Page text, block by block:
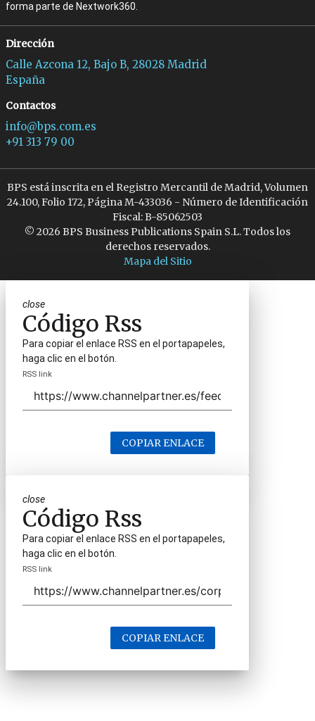
forma parte de Nextwork360.
Dirección
Calle Azcona 12, Bajo B, 28028 Madrid
España
Contactos
info@bps.com.es
+91 313 79 00
BPS está inscrita en el Registro Mercantil de Madrid, Volumen
24.100, Folio 172, Página M-433036 - Número de Identificación
Fiscal: B-85062503
© 2026 BPS Business Publications Spain S.L. Todos los
derechos reservados.
Mapa del Sitio
close
Código Rss
Para copiar el enlace RSS en el portapapeles,
haga clic en el botón.
RSS link
COPIAR ENLACE
close
Código Rss
Para copiar el enlace RSS en el portapapeles,
haga clic en el botón.
RSS link
COPIAR ENLACE